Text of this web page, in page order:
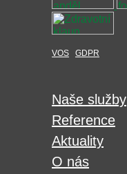
VOS GDPR
Naše služby
Reference
Aktuality
O nás